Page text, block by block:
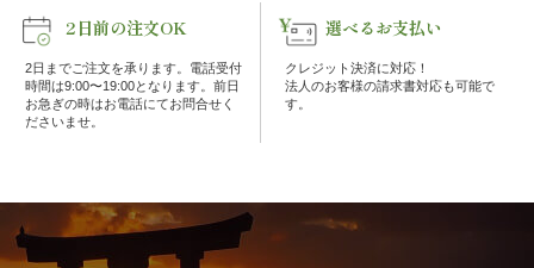
な
し
観
2日前の注文OK
2日までご注文を承ります。電話受付
時間は9:00〜19:00となります。前日
お急ぎの時はお電話にてお問合せく
ださいませ。
選べるお支払い
クレジット決済に対応！
法人のお客様の請求書対応も可能で
す。